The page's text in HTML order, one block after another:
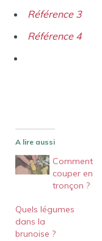
Référence 3
Référence 4
A lire aussi
Comment
couper en
tronçon ?
Quels légumes
dans la
brunoise ?